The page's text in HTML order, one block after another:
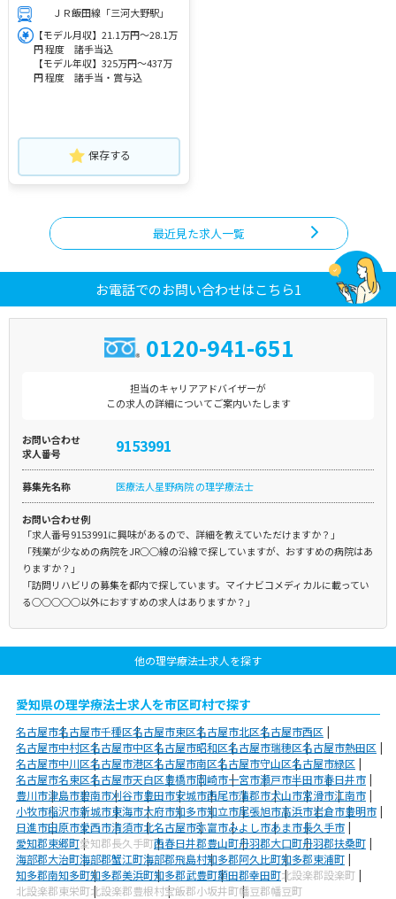
ＪＲ飯田線「三河大野駅」
【モデル月収】21.1万円～28.1万
円 程度 諸手当込
【モデル年収】325万円～437万
円 程度 諸手当・賞与込
保存する
最近見た求人一覧
お電話でのお問い合わせはこちら1
0120-941-651
担当のキャリアアドバイザーが
この求人の詳細についてご案内いたします
お問い合わせ
求人番号
9153991
募集先名称 医療法人星野病院 の理学療法士
お問い合わせ例
「求人番号9153991に興味があるので、詳細を教えていただけますか？」
「残業が少なめの病院をJR○○線の沿線で探していますが、おすすめの病院はあ
りますか？」
「訪問リハビリの募集を都内で探しています。マイナビコメディカルに載ってい
る○○○○○以外におすすめの求人はありますか？」
他の理学療法士求人を探す
愛知県の理学療法士求人を市区町村で探す
名古屋市名古屋市千種区名古屋市東区名古屋市北区名古屋市西区
名古屋市中村区名古屋市中区名古屋市昭和区名古屋市瑞穂区名古屋市熱田区
名古屋市中川区名古屋市港区名古屋市南区名古屋市守山区名古屋市緑区
名古屋市名東区名古屋市天白区豊橋市岡崎市一宮市瀬戸市半田市春日井市
豊川市津島市碧南市刈谷市豊田市安城市西尾市蒲郡市犬山市常滑市江南市
小牧市稲沢市新城市東海市大府市知多市知立市尾張旭市高浜市岩倉市豊明市
日進市田原市愛西市清須市北名古屋市弥富市みよし市あま市長久手市
愛知郡東郷町愛知郡長久手町西春日井郡豊山町丹羽郡大口町丹羽郡扶桑町
海部郡大治町海部郡蟹江町海部郡飛島村知多郡阿久比町知多郡東浦町
知多郡南知多町知多郡美浜町知多郡武豊町額田郡幸田町北設楽郡設楽町
北設楽郡東栄町北設楽郡豊根村宝飯郡小坂井町幡豆郡幡豆町